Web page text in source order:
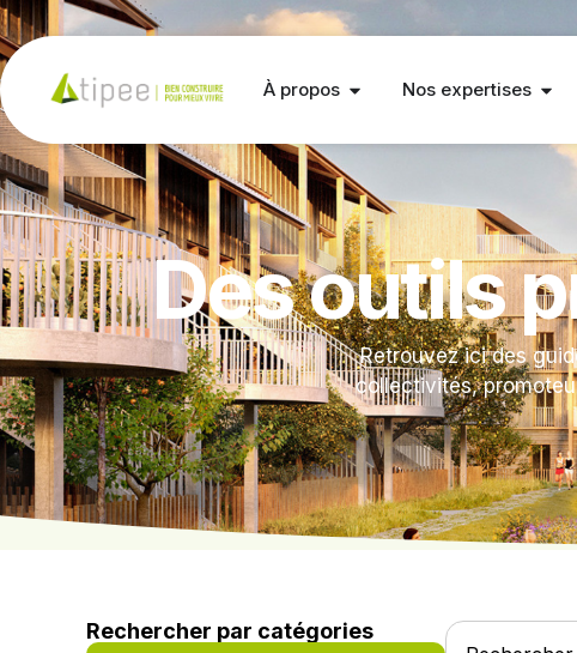
À propos Nos expertises
Des outils
Retrouvez ici des
collectivités,
Rechercher par catégories